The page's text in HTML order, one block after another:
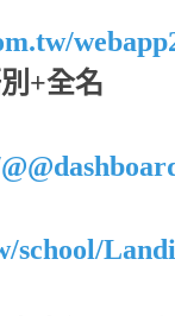
+全名
school/